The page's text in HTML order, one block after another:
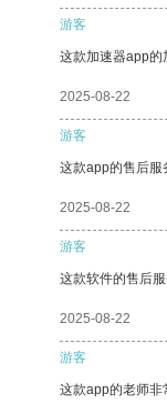
游客
这款加速器app的
2025-08-22
游客
这款app的售后服
2025-08-22
游客
这款软件的售后
2025-08-22
游客
这款app的老师非